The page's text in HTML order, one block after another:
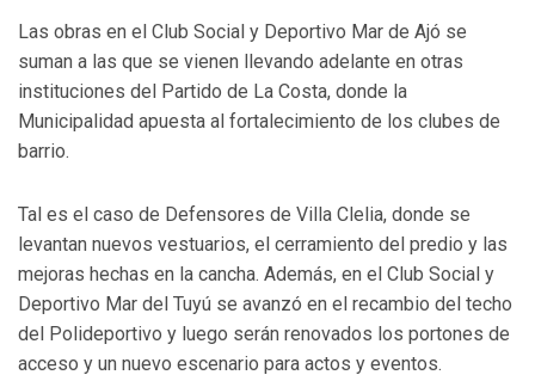
Las obras en el Club Social y Deportivo Mar de Ajó se
suman a las que se vienen llevando adelante en otras
instituciones del Partido de La Costa, donde la
Municipalidad apuesta al fortalecimiento de los clubes de
barrio.
Tal es el caso de Defensores de Villa Clelia, donde se
levantan nuevos vestuarios, el cerramiento del predio y las
mejoras hechas en la cancha. Además, en el Club Social y
Deportivo Mar del Tuyú se avanzó en el recambio del techo
del Polideportivo y luego serán renovados los portones de
acceso y un nuevo escenario para actos y eventos.